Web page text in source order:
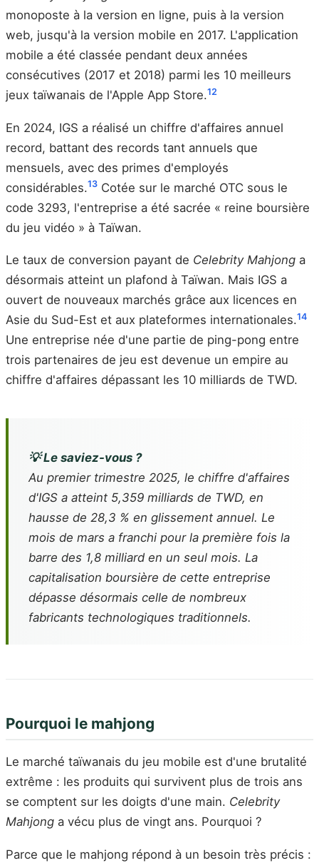
monoposte à la version en ligne, puis à la version
web, jusqu'à la version mobile en 2017. L'application
mobile a été classée pendant deux années
consécutives (2017 et 2018) parmi les 10 meilleurs
jeux taïwanais de l'Apple App Store.12
En 2024, IGS a réalisé un chiffre d'affaires annuel
record, battant des records tant annuels que
mensuels, avec des primes d'employés
considérables.13 Cotée sur le marché OTC sous le
code 3293, l'entreprise a été sacrée « reine boursière
du jeu vidéo » à Taïwan.
Le taux de conversion payant de Celebrity Mahjong a
désormais atteint un plafond à Taïwan. Mais IGS a
ouvert de nouveaux marchés grâce aux licences en
Asie du Sud-Est et aux plateformes internationales.14
Une entreprise née d'une partie de ping-pong entre
trois partenaires de jeu est devenue un empire au
chiffre d'affaires dépassant les 10 milliards de TWD.
💡 Le saviez-vous ?
Au premier trimestre 2025, le chiffre d'affaires
d'IGS a atteint 5,359 milliards de TWD, en
hausse de 28,3 % en glissement annuel. Le
mois de mars a franchi pour la première fois la
barre des 1,8 milliard en un seul mois. La
capitalisation boursière de cette entreprise
dépasse désormais celle de nombreux
fabricants technologiques traditionnels.
Pourquoi le mahjong
Le marché taïwanais du jeu mobile est d'une brutalité
extrême : les produits qui survivent plus de trois ans
se comptent sur les doigts d'une main. Celebrity
Mahjong a vécu plus de vingt ans. Pourquoi ?
Parce que le mahjong répond à un besoin très précis :